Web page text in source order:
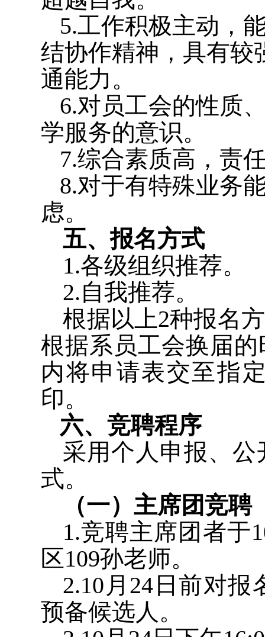
5.工作积极主动，
结协作精神，具有较
通能力。
6.对员工会的性质
学服务的意识。
7.综合素质高，责
8.对于有特殊业务
虑。
五、报名方式
1.各级组织推荐。
2.自我推荐。
根据以上2种报名
根据系员工会换届
内将申请表交至指
印。
六、竞聘程序
采用个人申报、
式。
（一）主席团竞聘
1.竞聘主席团者于
区109孙老师。
2.10 月 24 日前对报
预备候选人。